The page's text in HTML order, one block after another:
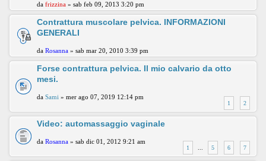
da frizzina » sab feb 09, 2013 3:20 pm
Contrattura muscolare pelvica. INFORMAZIONI
GENERALI
da Rosanna » sab mar 20, 2010 3:39 pm
Forse contrattura pelvica. Il mio calvario da otto
mesi.
1 2
da Sami » mer ago 07, 2019 12:14 pm
Video: automassaggio vaginale
1 ... 5 6 7
da Rosanna » sab dic 01, 2012 9:21 am